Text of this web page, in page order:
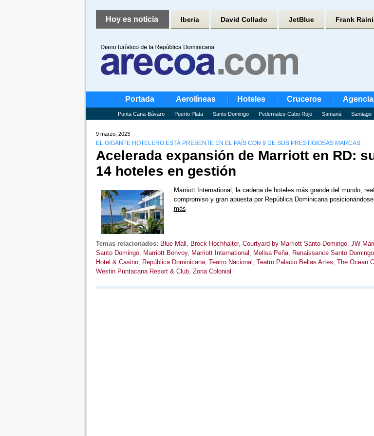
Hoy es noticia Iberia David Collado JetBlue Frank
Portada Aerolíneas Hoteles Cruceros
Punta Cana-Bávaro Puerto Plata Santo Domingo Pedernales-Cabo Rojo Samaná Santiago
9 marzo, 2023
EL GIGANTE HOTELERO ESTÁ PRESENTE EN EL PAÍS CON 9 DE SUS PRESTIGIOSAS MARCAS
Acelerada expansión de Marriott en RD:
14 hoteles en gestión
Marriott International, la cadena de hoteles más grande del mundo,
compromiso y gran apuesta por República Dominicana
más
Temas relacionados: Blue Mall , Brock Hochhalter, Courtyard by Marriott Santo Domingo, JW
Santo Domingo, Marriott Bonvoy, Marriott International , Melisa Peña, Renaissance Santo
Hotel & Casino, República Dominicana, Teatro Nacional , Teatro Palacio Bellas Artes, The Ocean
Westin Puntacana Resort & Club, Zona Colonial